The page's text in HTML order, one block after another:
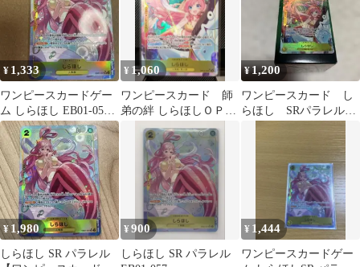
¥ 1,333
ワンピースカードゲー
ム しらほし EB01-057
SRパラレル【美品】
¥ 1,060
ワンピースカード 師
弟の絆 しらほしＯＰ１
２ー１０２ ＳＲパラレ
¥1,200
ワンピースカード し
らほし SRパラレル
¥1,980
しらほし SR パラレル
¥900
しらほし SR パラレル
¥ 1,444
ワンピースカードゲー